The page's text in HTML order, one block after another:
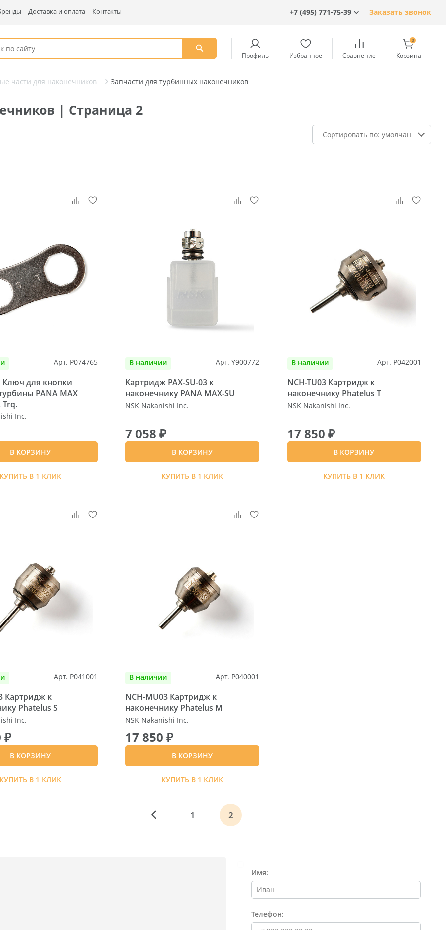
Доставка и оплата Контакты +7 (495) 771-75-39 Заказать звонок
Профиль Избранное Сравнение
0
Корзина
части для наконечников Запчасти для турбинных наконечников
| Страница 2
Арт. P074765
Ключ для кнопки
PANA MAX
Trq.
Inc.
В КОРЗИНУ
КУПИТЬ В 1 КЛИК
В наличии Арт. Y900772
Kартридж PAX-SU-03 к
наконечнику PANA MAX-SU
NSK Nakanishi Inc.
7 058 ₽
В КОРЗИНУ
КУПИТЬ В 1 КЛИК
В наличии Арт. P042001
NCH-TU03 Картридж к
наконечнику Phatelus T
NSK Nakanishi Inc.
17 850 ₽
В КОРЗИНУ
КУПИТЬ В 1 КЛИК
Арт. P041001
Картридж к
Phatelus S
Inc.
₽
В КОРЗИНУ
КУПИТЬ В 1 КЛИК
В наличии Арт. P040001
NCН-MU03 Картридж к
наконечнику Phatelus M
NSK Nakanishi Inc.
17 850 ₽
В КОРЗИНУ
КУПИТЬ В 1 КЛИК
1 2
Имя:
Телефон: